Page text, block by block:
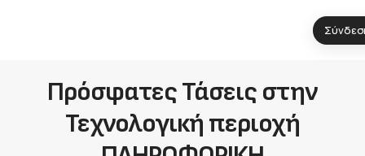
Πρόσφατες Τάσεις στην
Τεχνολογική περιοχή